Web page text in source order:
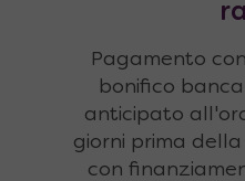
Pagamento
bonifico
anticipato
giorni prima
con